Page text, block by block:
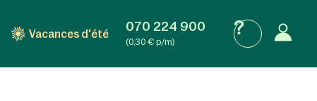
Vacances d'été 070 224 900
(0,30 € p/m)